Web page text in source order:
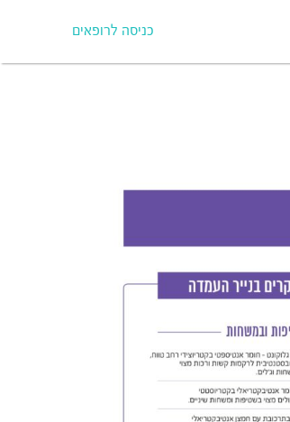
כניסה לרופאים